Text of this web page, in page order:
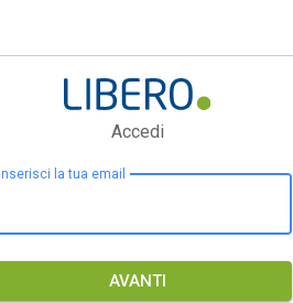
Accedi
Inserisci la tua email
AVANTI